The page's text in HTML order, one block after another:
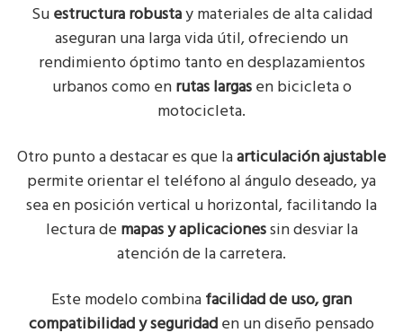
Suestructura robustay materiales de alta calidad
aseguran una larga vida útil, ofreciendo un
rendimiento óptimo tanto en desplazamientos
urbanos como enrutas largasen bicicleta o
motocicleta.
Otro punto a destacar es que laarticulación ajustable
permite orientar el teléfono al ángulo deseado, ya
sea en posición vertical u horizontal, facilitando la
lectura de mapas y aplicacionessin desviar la
atención de la carretera.
Este modelo combinafacilidad de uso, gran
compatibilidad y seguridaden un diseño pensado